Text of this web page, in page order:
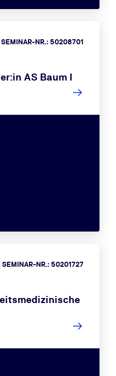
SEMINAR-NR.: 50208701
AS Baum I
SEMINAR-NR.: 50201727